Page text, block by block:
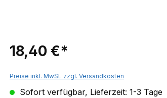
18,40 €*
Preise inkl. MwSt. zzgl. Versandkosten
Sofort verfügbar, Lieferzeit: 1-3 Tage